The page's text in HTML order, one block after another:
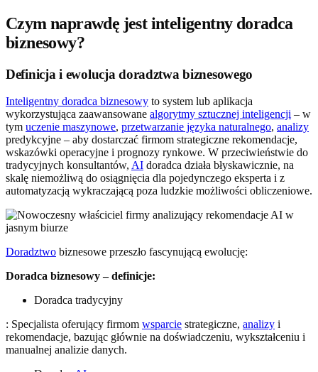
Czym naprawdę jest inteligentny doradca
biznesowy?
Definicja i ewolucja doradztwa biznesowego
Inteligentny doradca biznesowy to system lub aplikacja
wykorzystująca zaawansowane algorytmy sztucznej inteligencji – w
tym uczenie maszynowe, przetwarzanie języka naturalnego, analizy
predykcyjne – aby dostarczać firmom strategiczne rekomendacje,
wskazówki operacyjne i prognozy rynkowe. W przeciwieństwie do
tradycyjnych konsultantów, AI doradca działa błyskawicznie, na
skalę niemożliwą do osiągnięcia dla pojedynczego eksperta i z
automatyzacją wykraczającą poza ludzkie możliwości obliczeniowe.
Doradztwo biznesowe przeszło fascynującą ewolucję:
Doradca biznesowy – definicje:
Doradca tradycyjny
: Specjalista oferujący firmom wsparcie strategiczne, analizy i
rekomendacje, bazując głównie na doświadczeniu, wykształceniu i
manualnej analizie danych.